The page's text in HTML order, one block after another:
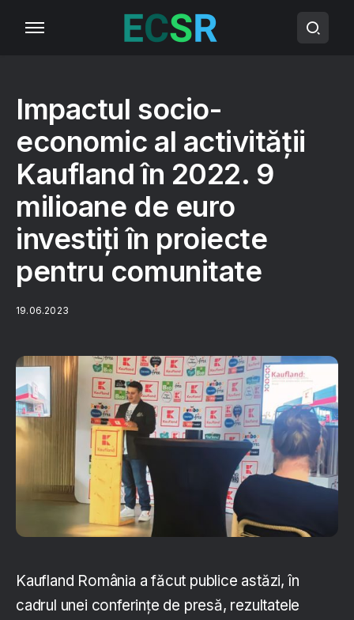
Impactul socio-
economic al activității
Kaufland în 2022. 9
milioane de euro
investiți în proiecte
pentru comunitate
19.06.2023
Kaufland România a făcut publice astăzi, în
cadrul unei conferințe de presă, rezultatele